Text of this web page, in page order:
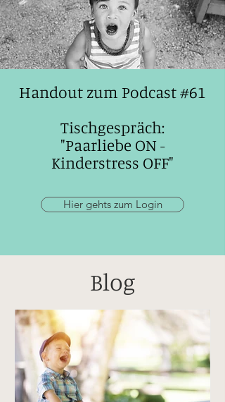
Handout zum Podcast #61
Tischgespräch:
"Paarliebe ON -
Kinderstress OFF"
Hier gehts zum Login
Blog